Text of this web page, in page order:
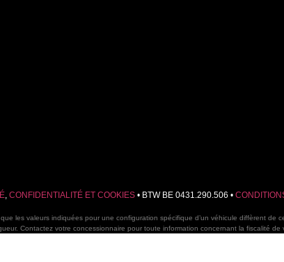
CONFIDENTIALITÉ ET COOKIES • BTW BE 0431.290.506 •
les valeurs indiquées pour une configuration spécifique d’un véhicule diffèrent de
Contactez votre concessionnaire pour toute information concernant la fiscalité de